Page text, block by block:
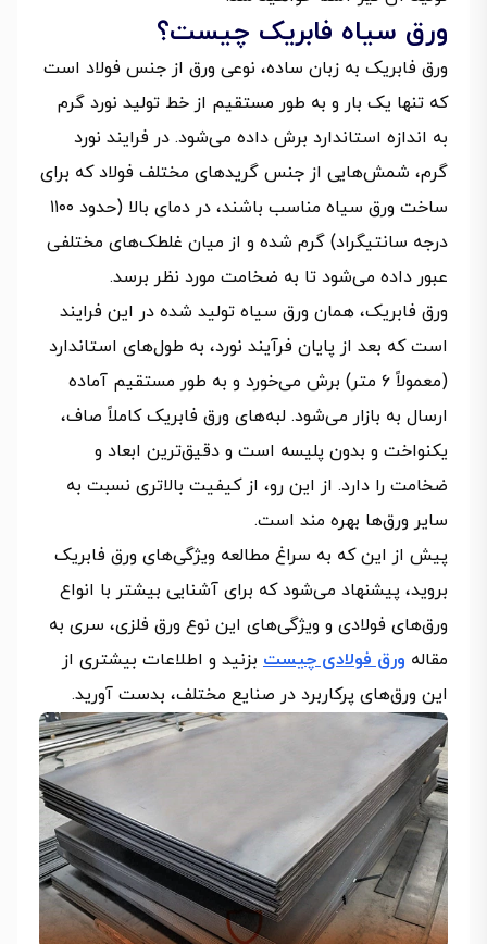
ورق سیاه فابریک چیست؟
ورق فابریک به زبان ساده، نوعی ورق از جنس فولاد است
که تنها یک بار و به طور مستقیم از خط تولید نورد گرم
به اندازه استاندارد برش داده می‌شود. در فرایند نورد
گرم، شمش‌هایی از جنس گریدهای مختلف فولاد که برای
ساخت ورق سیاه مناسب باشند، در دمای بالا (حدود ۱۱۰۰
درجه سانتیگراد) گرم شده و از میان غلطک‌های مختلفی
عبور داده می‌شود تا به ضخامت مورد نظر برسد.
ورق فابریک، همان ورق سیاه تولید شده در این فرایند
است که بعد از پایان فرآیند نورد، به طول‌های استاندارد
(معمولاً ۶ متر) برش می‌خورد و به طور مستقیم آماده
ارسال به بازار می‌شود. لبه‌های ورق فابریک کاملاً صاف،
یکنواخت و بدون پلیسه است و دقیق‌ترین ابعاد و
ضخامت را دارد. از این رو، از کیفیت بالاتری نسبت به
سایر ورق‌ها بهره مند است.
پیش از این که به سراغ مطالعه ویژگی‌های ورق فابریک
بروید، پیشنهاد می‌شود که برای آشنایی بیشتر با انواع
ورق‌های فولادی و ویژگی‌های این نوع ورق فلزی، سری به
مقاله ورق فولادی چیست بزنید و اطلاعات بیشتری از
این ورق‌های پرکاربرد در صنایع مختلف، بدست آورید.